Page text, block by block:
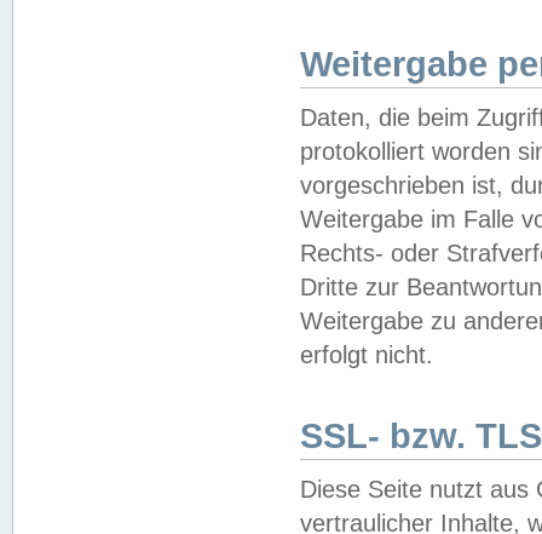
Weitergabe
Daten, die beim
protokolliert worden
vorgeschrieben ist,
Weitergabe im Falle
Rechts- oder
Dritte zur
Weitergabe zu
erfolgt nicht.
SSL- bzw.
Diese Seite nutzt aus
vertraulicher Inhalte,